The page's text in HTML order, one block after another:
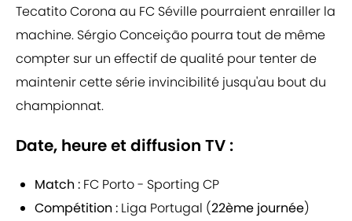
Tecatito Corona au FC Séville pourraient enrailler la
machine. Sérgio Conceição pourra tout de même
compter sur un effectif de qualité pour tenter de
maintenir cette série invincibilité jusqu'au bout du
championnat.
Date, heure et diffusion TV :
Match : FC Porto - Sporting CP
Compétition : Liga Portugal (22ème journée)